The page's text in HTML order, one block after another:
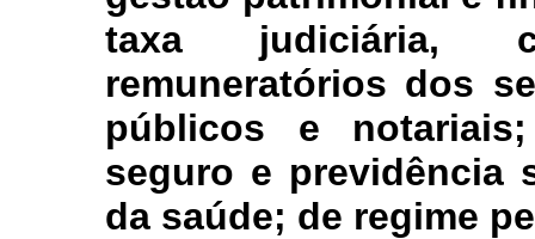
taxa judiciária,
remuneratórios dos
públicos e
seguro e previdência
da saúde; de regime